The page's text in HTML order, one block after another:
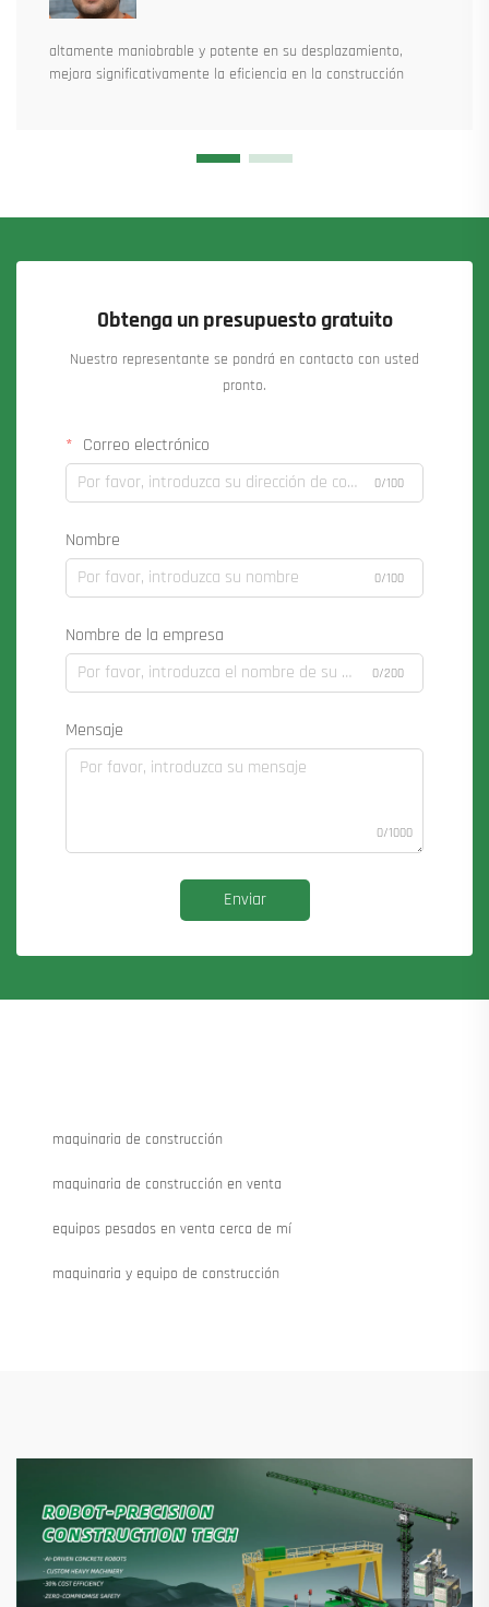
altamente maniobrable y potente en su desplazamiento,
mejora significativamente la eficiencia en la construcción
Obtenga un presupuesto gratuito
Nuestro representante se pondrá en contacto con usted
pronto.
Correo electrónico
0/100
Nombre
0/100
Nombre de la empresa
0/200
Mensaje
0/1000
Enviar
maquinaria de construcción
maquinaria de construcción en venta
equipos pesados en venta cerca de mí
maquinaria y equipo de construcción